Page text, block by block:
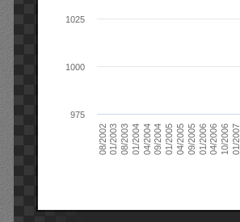
08/200201/200308/200301/200404/200409/200401/200504/200509/200501/200604/200610/200601/2007
975
1000
1025